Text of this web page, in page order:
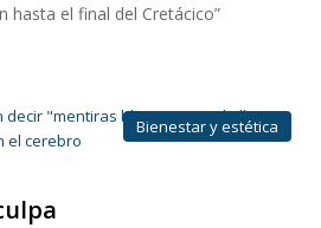
hasta el final del Cretácico”
Bienestar y estética